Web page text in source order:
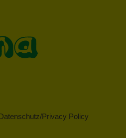
Privacy Policy